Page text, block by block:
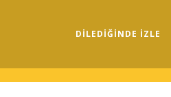
DILEDIĞINDE İZLE